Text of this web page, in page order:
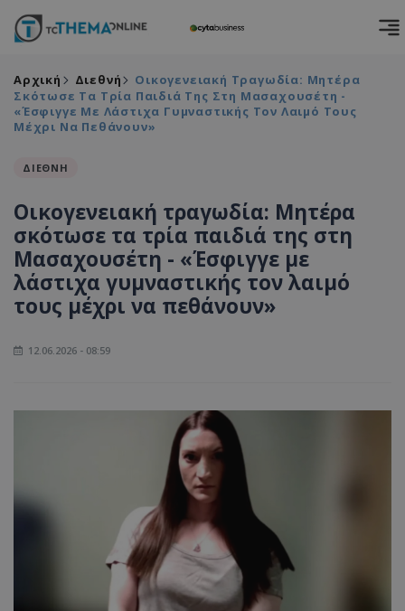
Αρχική Διεθνή
Οικογενειακή Τραγωδία: Μητέρα
Σκότωσε Τα Τρία Παιδιά Της Στη Μασαχουσέτη -
«Έσφιγγε Με Λάστιχα Γυμναστικής Τον Λαιμό Τους
Μέχρι Να Πεθάνουν»
ΔΙΕΘΝΗ
Οικογενειακή τραγωδία: Μητέρα
σκότωσε τα τρία παιδιά της στη
Μασαχουσέτη - «Έσφιγγε με
λάστιχα γυμναστικής τον λαιμό
τους μέχρι να πεθάνουν»
12.06.2026 - 08:59